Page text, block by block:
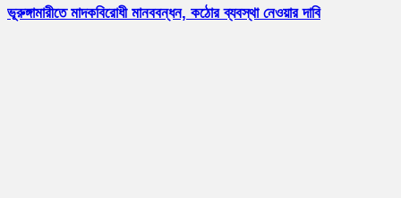
ভূরুঙ্গামারীতে মাদকবিরোধী মানববন্ধন, কঠোর ব্যবস্থা নেওয়ার দাবি